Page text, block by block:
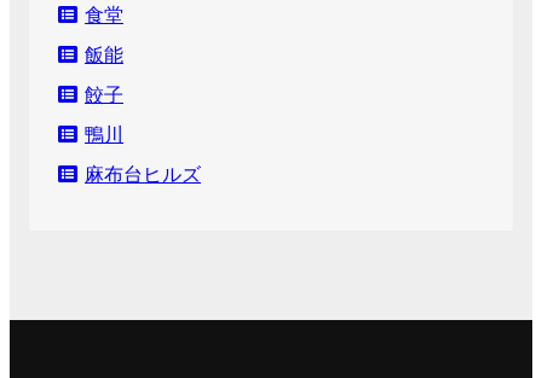
食堂
飯能
餃子
鴨川
麻布台ヒルズ